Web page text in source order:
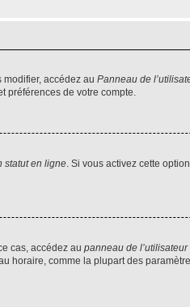
accédez au Panneau de
préférences de votre compte.
statut en ligne. Si vous activez cette
cas, accédez au panneau de l’utilisateur
comme la plupart des